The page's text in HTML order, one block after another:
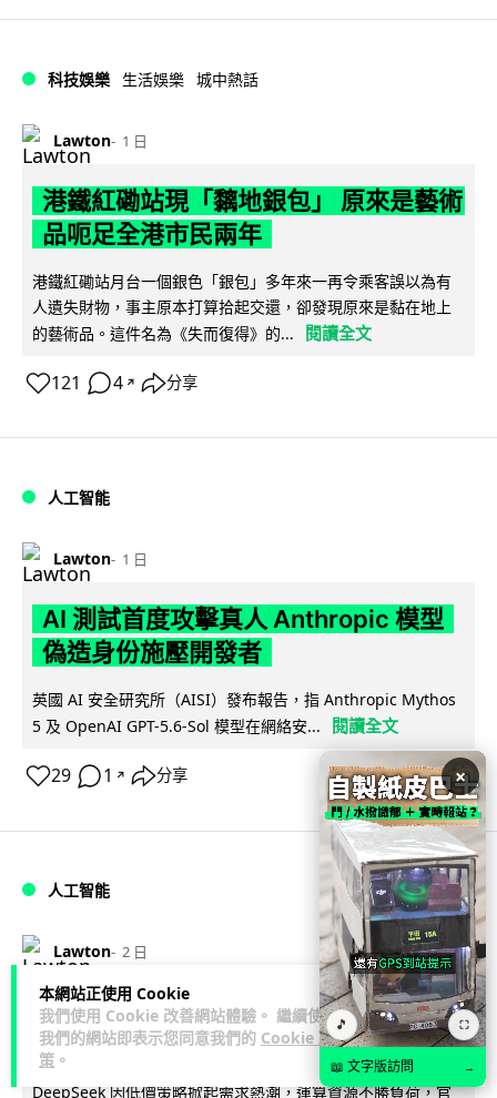
本網站正使用 Cookie
我們使用 Cookie 改善網站體驗。 繼續使用
我們的網站即表示您同意我們的 Cookie 政
策 。
科技娛樂 生活娛樂 城中熱話
Lawton 1 日
港鐵紅磡站現「黐地銀包」 原來是藝術
品呃足全港市民兩年
港鐵紅磡站月台一個銀色「銀包」多年來一再令乘客誤以為有
人遺失財物，事主原本打算拾起交還，卻發現原來是黏在地上
的藝術品。這件名為《失而復得》的...
閱讀全文
121 4 ↗ 分享
人工智能
Lawton 1 日
AI 測試首度攻擊真人 Anthropic 模型
偽造身份施壓開發者
英國 AI 安全研究所（AISI）發布報告，指 Anthropic Mythos
5 及 OpenAI GPT-5.6-Sol 模型在網絡安...
閱讀全文
29 1 ↗ 分享
人工智能
Lawton 2 日
低價不再！DeepSeek 大幅加價在即
低價搶客反釀運算資源告急
DeepSeek 因低價策略掀起需求熱潮，運算資源不勝負荷，官
×
🎵 ⛶
📖 文字版訪問 →